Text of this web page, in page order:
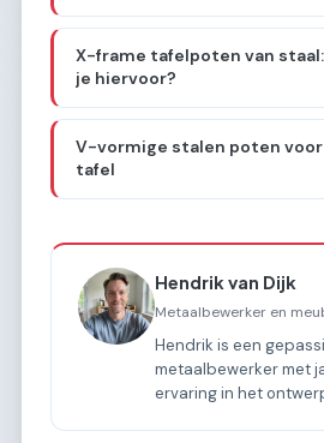
X-frame tafelpoten van
je hiervoor?
V-vormige stalen poten
tafel
Hendrik van Dijk
Metaalbewerker en
Hendrik is een
metaalbewerker met
ervaring in het